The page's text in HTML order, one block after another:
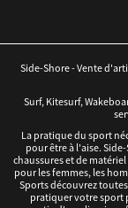
Side-Shore - Vente
Surf, Kitesurf,
La pratique du sport
pour être à l'aise.
chaussures et de
pour les femmes, les
Sports découvrez
pratiquer votre sport